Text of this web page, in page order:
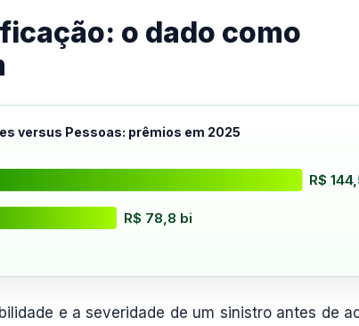
o dado como
versus Pessoas: prêmios em 2025
R$
R$ 78,8 bi
e a severidade de um sinistro antes de